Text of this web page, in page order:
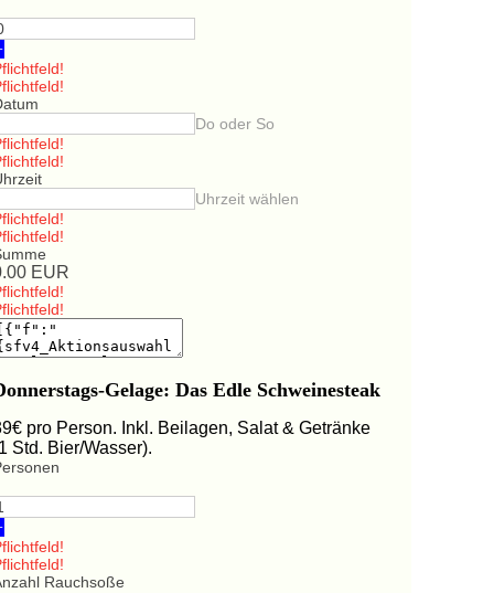
Do oder So
Uhrzeit wählen
EUR
Gelage: Das Edle Schweinesteak
pro Person. Inkl. Beilagen, Salat & Getränke
Std. Bier/Wasser).
Rauchsoße